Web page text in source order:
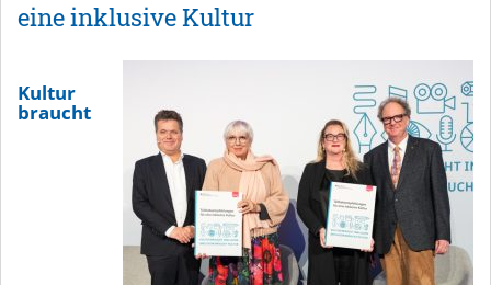
eine inklusive Kultur
Kultur
braucht